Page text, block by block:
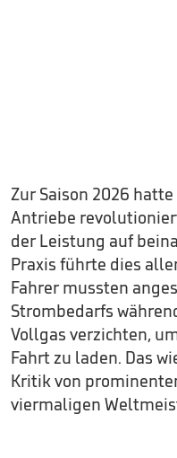
Zur Saison 2026
Antriebe
der Leistung auf
Praxis führte dies
Fahrer mussten
Strombedarfs
Vollgas verzichten,
Fahrt zu laden. Das
Kritik von
viermaligen